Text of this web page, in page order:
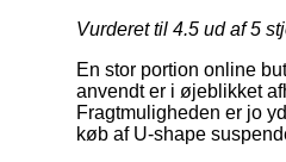
Vurderet til 4.5 ud af 5
En stor portion online
anvendt er i øjeblikket
Fragtmuligheden er jo
køb af U-shape